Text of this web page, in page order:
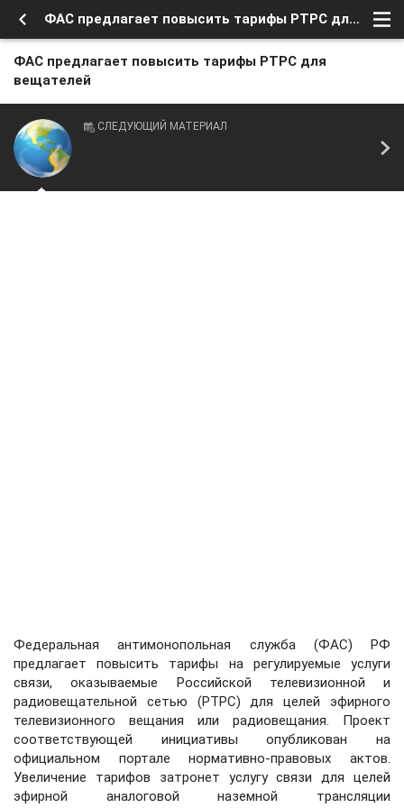
ФАС предлагает повысить тарифы РТРС для вещателей
ФАС предлагает повысить тарифы РТРС для
вещателей
СЛЕДУЮЩИЙ МАТЕРИАЛ
Федеральная антимонопольная служба (ФАС) РФ
предлагает повысить тарифы на регулируемые услуги
связи, оказываемые Российской телевизионной и
радиовещательной сетью (РТРС) для целей эфирного
телевизионного вещания или радиовещания. Проект
соответствующей инициативы опубликован на
официальном портале нормативно-правовых актов.
Увеличение тарифов затронет услугу связи для целей
эфирной аналоговой наземной трансляции